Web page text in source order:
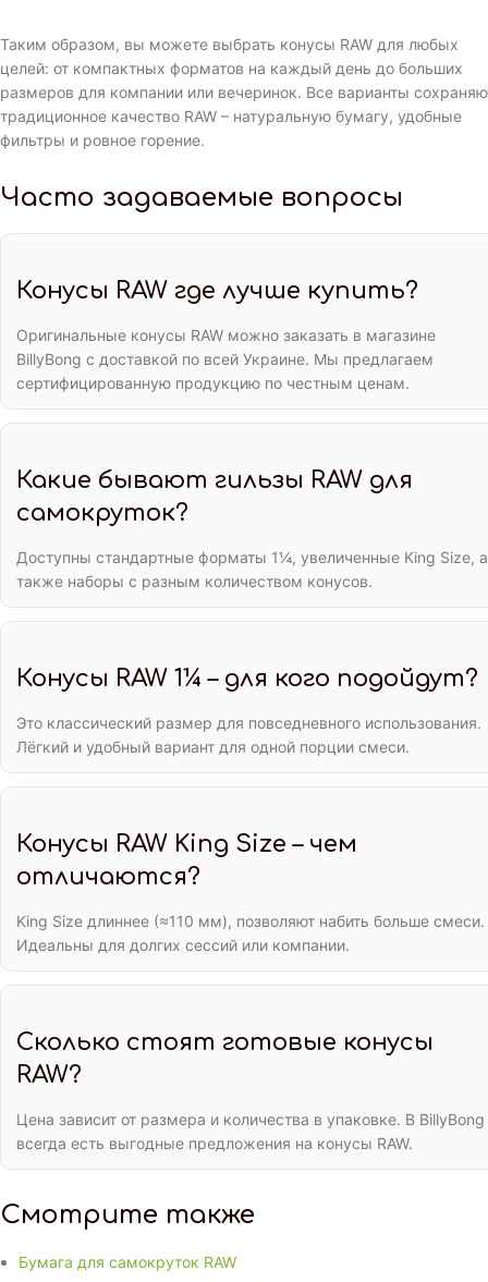
Таким образом, вы можете выбрать конусы RAW для любых
целей: от компактных форматов на каждый день до больших
размеров для компании или вечеринок. Все варианты
традиционное качество RAW – натуральную бумагу, удобные
фильтры и ровное горение.
Часто задаваемые вопросы
Конусы RAW где лучше купить?
Оригинальные конусы RAW можно заказать в магазине
BillyBong с доставкой по всей Украине. Мы предлагаем
сертифицированную продукцию по честным ценам.
Какие бывают гильзы RAW для
самокруток?
Доступны стандартные форматы 1¼, увеличенные King Size, а
также наборы с разным количеством конусов.
Конусы RAW 1¼ – для кого подойдут?
Это классический размер для повседневного использования.
Лёгкий и удобный вариант для одной порции смеси.
Конусы RAW King Size – чем
отличаются?
King Size длиннее (≈110 мм), позволяют набить больше смеси.
Идеальны для долгих сессий или компании.
Сколько стоят готовые конусы
RAW?
Цена зависит от размера и количества в упаковке. В BillyBong
всегда есть выгодные предложения на конусы RAW.
Смотрите также
Бумага для самокруток RAW